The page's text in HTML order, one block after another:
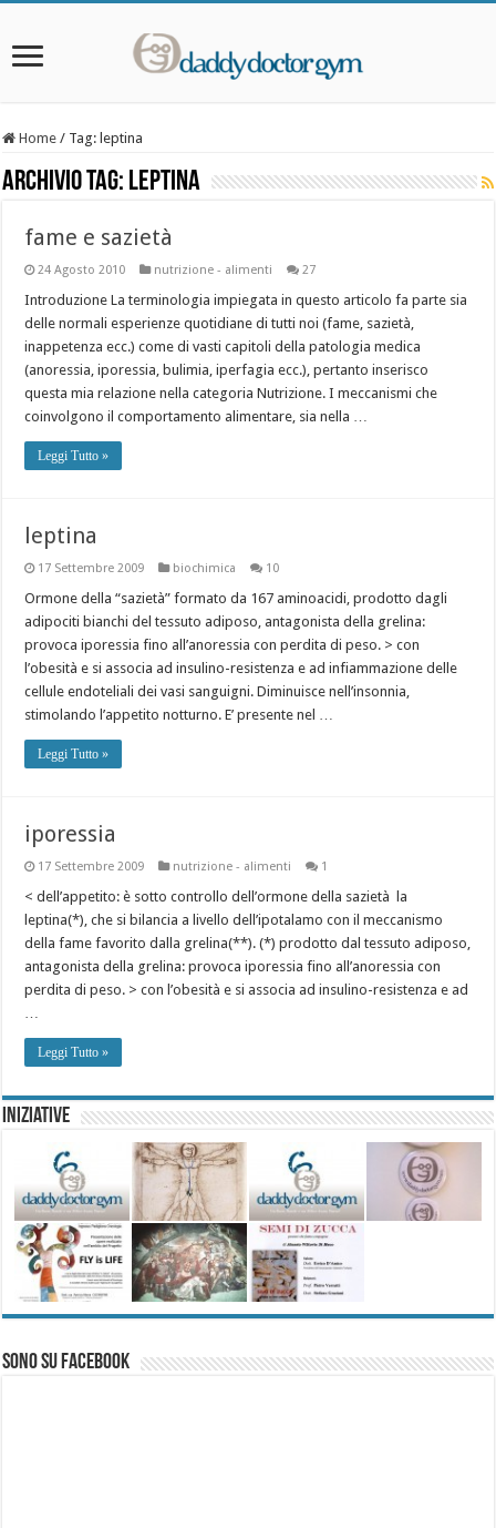
Home / Tag: leptina
Archivio Tag: leptina
fame e sazietà
24 Agosto 2010 nutrizione - alimenti 27
Introduzione La terminologia impiegata in questo articolo fa parte sia
delle normali esperienze quotidiane di tutti noi (fame, sazietà,
inappetenza ecc.) come di vasti capitoli della patologia medica
(anoressia, iporessia, bulimia, iperfagia ecc.), pertanto inserisco
questa mia relazione nella categoria Nutrizione. I meccanismi che
coinvolgono il comportamento alimentare, sia nella …
Leggi Tutto »
leptina
17 Settembre 2009 biochimica 10
Ormone della “sazietà” formato da 167 aminoacidi, prodotto dagli
adipociti bianchi del tessuto adiposo, antagonista della grelina:
provoca iporessia fino all’anoressia con perdita di peso. > con
l’obesità e si associa ad insulino-resistenza e ad infiammazione delle
cellule endoteliali dei vasi sanguigni. Diminuisce nell’insonnia,
stimolando l’appetito notturno. E’ presente nel …
Leggi Tutto »
iporessia
17 Settembre 2009 nutrizione - alimenti 1
< dell’appetito: è sotto controllo dell’ormone della sazietà la
leptina(*), che si bilancia a livello dell’ipotalamo con il meccanismo
della fame favorito dalla grelina(**). (*) prodotto dal tessuto adiposo,
antagonista della grelina: provoca iporessia fino all’anoressia con
perdita di peso. > con l’obesità e si associa ad insulino-resistenza e ad
…
Leggi Tutto »
Iniziative
Sono su Facebook